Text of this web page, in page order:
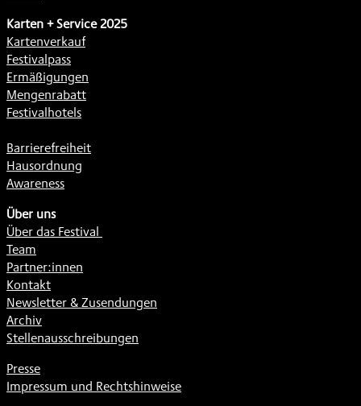
Karten + Service 2025
Kartenverkauf
Festivalpass
Ermäßigungen
Mengenrabatt
Festivalhotels
Barrierefreiheit
Hausordnung
Awareness
Über uns
Über das Festival
Team
Partner:innen
Kontakt
Newsletter & Zusendungen
Archiv
Stellenausschreibungen
Presse
Impressum und Rechtshinweise